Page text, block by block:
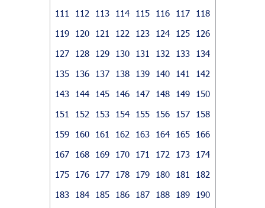
111
112 113 114 115 116 117
118
119
120 121 122 123 124 125
126
127
128 129 130 131 132 133
134
135
136 137 138 139 140 141
142
143
144 145 146 147 148 149
150
151
152 153 154 155 156 157
158
159
160 161 162 163 164 165
166
167
168 169 170 171 172 173
174
175
176 177 178 179 180 181
182
183
184 185 186 187 188 189
190